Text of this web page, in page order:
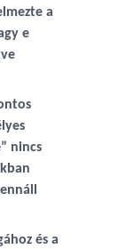
a
e
nincs
és a